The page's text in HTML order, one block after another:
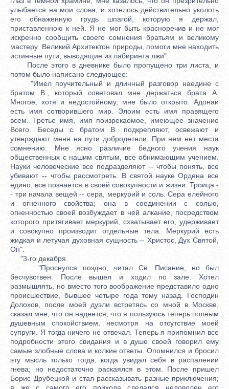
улыбается на мои слова, и хотелось действительно уколоть
его обнаженную грудь шпагой, которую я держал,
приставленною к ней. Я не мог быть красноречив и не мог
искренно сообщить своего сомнения братьям и великому
мастеру. Великий Архитектон природы, помоги мне находить
истинные пути, выводящие из лабиринта лжи".
После этого в дневнике было пропущено три листа, и
потом было написано следующее:
"Имел поучительный и длинный разговор наедине с
братом В., который советовал мне держаться брата А.
Многое, хотя и недостойному, мне было открыто. Адонаи
есть имя сотворившего мир. Элоим есть имя правящего
всем. Третье имя, имя поизрекаемое, имеющее значение
Всего. Беседы с братом В. подкрепляют, освежают и
утверждают меня на пути добродетели. При нем нет места
сомнению. Мне ясно различие бедного учения наук
общественных с нашим святым, все обнимающим учением.
Науки человеческие все подразделяют -- чтобы понять, все
убивают -- чтобы рассмотреть. В святой науке Ордена все
едино, все познается в своей совокупности и жизни. Троица -
- три начала вещей -- сера, меркурий и соль. Сера елейного
и огненного свойства; она в соединении с солью,
огненностью своей возбуждает в ней алкание, посредством
которого притягивает меркурий, схватывает его, удерживает
и совокупно производит отдельные тела. Меркурий есть
жидкая и летучая духовная сущность -- Христос, Дух Святой,
Он".
"3-го декабря.
"Проснулся поздно, читал Св. Писание, но был
бесчувствен. После вышел и ходил по зале. Хотел
размышлять, но вместо того воображение представило одно
происшествие, бывшее четыре года тому назад. Господин
Долохов, после моей дуэли встретясь со мной в Москве,
сказал мне, что он надеется, что я пользуюсь теперь полным
душевным спокойствием, несмотря на отсутствие моей
супруги. Я тогда ничего не отвечал. Теперь я припомнил все
подробности этого свидания и в душе своей говорил ему
самые злобные слова и колкие ответы. Опомнился и бросил
эту мысль только тогда, когда увидал себя в распалении
гнева; но недостаточно раскаялся в этом. После пришел
Борис Друбецкой и стал рассказывать разные приключения;
я же с самого его прихода сделался недоволен его